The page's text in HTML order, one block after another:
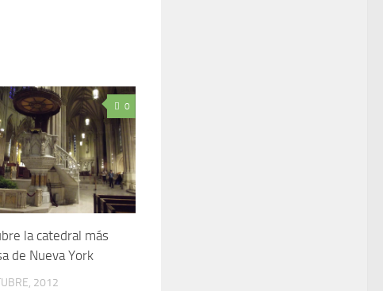
0
la catedral más
de Nueva York
2012